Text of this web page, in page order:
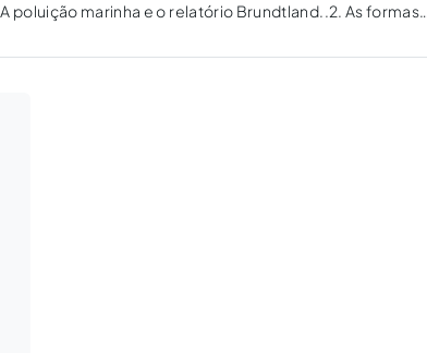
poluição marinha e o relatório Brundtland..2. As formas